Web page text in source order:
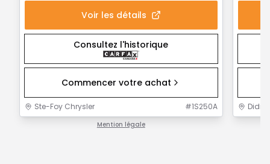
Voir les détails
Consultez l'historique
Commencer votre achat
Ste-Foy Chrysler #1S250A
Mention légale